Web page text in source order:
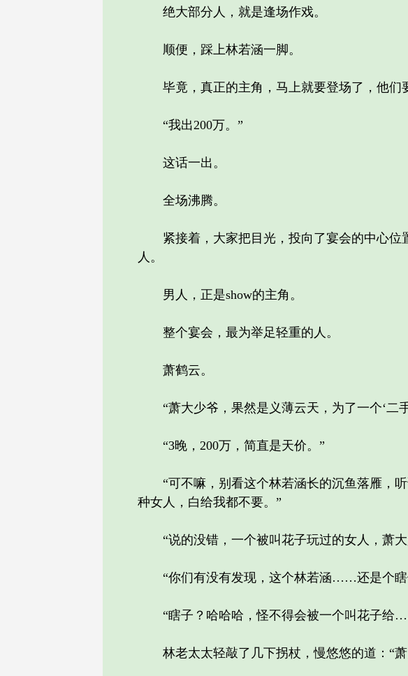
绝大部分人，就是逢场作戏。
顺便，踩上林若涵一脚。
毕竟，真正的主角，马上就要登场了，他们
“我出200万。”
这话一出。
全场沸腾。
紧接着，大家把目光，投向了宴会的中心位
人。
男人，正是show的主角。
整个宴会，最为举足轻重的人。
萧鹤云。
“萧大少爷，果然是义薄云天，为了一个‘二手
“3晚，200万，简直是天价。”
“可不嘛，别看这个林若涵长的沉鱼落雁，听
种女人，白给我都不要。”
“说的没错，一个被叫花子玩过的女人，萧大
“你们有没有发现，这个林若涵……还是个瞎
“瞎子？哈哈哈，怪不得会被一个叫花子给
林老太太轻敲了几下拐杖，慢悠悠的道：“萧